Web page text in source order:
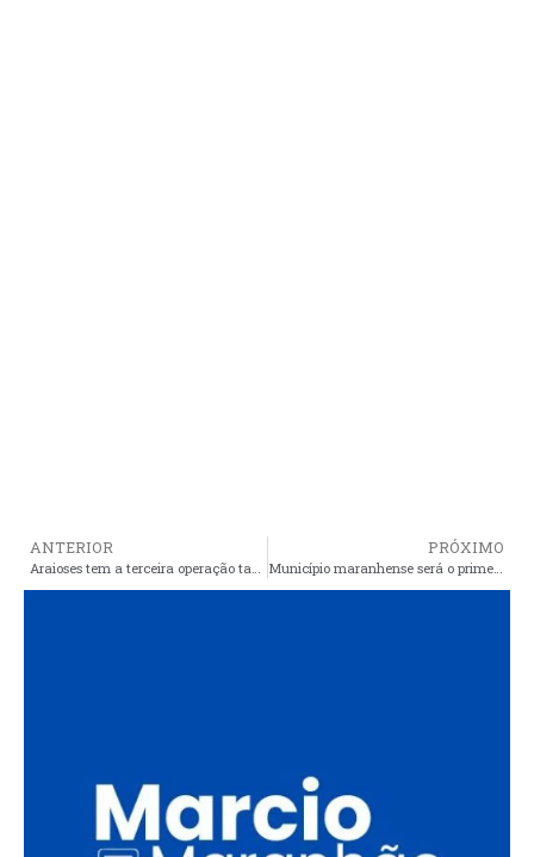
ANTERIOR
Araioses tem a terceira operação tapa buraco em menos de um ano
PRÓXIMO
Município maranhense será o primeiro a testar a nova urna eletrônica